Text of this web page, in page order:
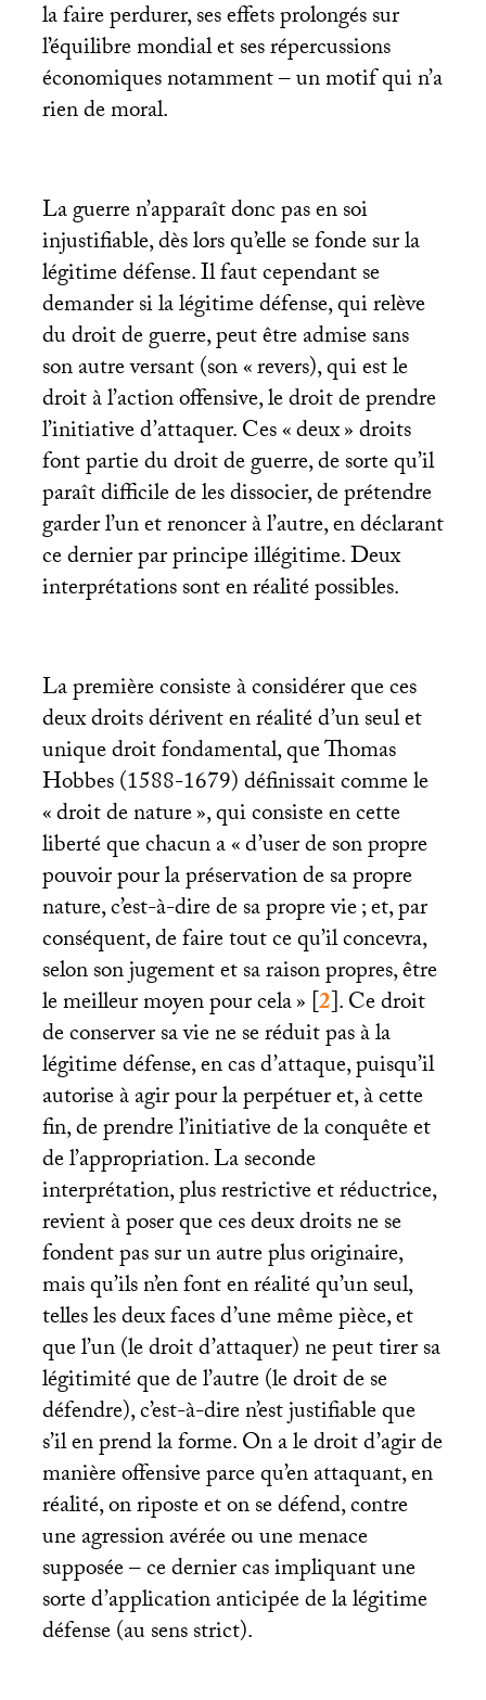
la faire perdurer, ses effets prolongés sur
l’équilibre mondial et ses répercussions
économiques notamment – un motif qui n’a
rien de moral.
La guerre n’apparaît donc pas en soi
injustifiable, dès lors qu’elle se fonde sur la
légitime défense. Il faut cependant se
demander si la légitime défense, qui relève
du droit de guerre, peut être admise sans
son autre versant (son «revers), qui est le
droit à l’action offensive, le droit de prendre
l’initiative d’attaquer. Ces «deux» droits
font partie du droit de guerre, de sorte qu’il
paraît difficile de les dissocier, de prétendre
garder l’un et renoncer à l’autre, en déclarant
ce dernier par principe illégitime. Deux
interprétations sont en réalité possibles.
La première consiste à considérer que ces
deux droits dérivent en réalité d’un seul et
unique droit fondamental, que Thomas
Hobbes (1588-1679) définissait comme le
«droit de nature», qui consiste en cette
liberté que chacun a «d’user de son propre
pouvoir pour la préservation de sa propre
nature, c’est-à-dire de sa propre vie; et, par
conséquent, de faire tout ce qu’il concevra,
selon son jugement et sa raison propres, être
le meilleur moyen pour cela»[2]. Ce droit
de conserver sa vie ne se réduit pas à la
légitime défense, en cas d’attaque, puisqu’il
autorise à agir pour la perpétuer et, à cette
fin, de prendre l’initiative de la conquête et
de l’appropriation. La seconde
interprétation, plus restrictive et réductrice,
revient à poser que ces deux droits ne se
fondent pas sur un autre plus originaire,
mais qu’ils n’en font en réalité qu’un seul,
telles les deux faces d’une même pièce, et
que l’un (le droit d’attaquer) ne peut tirer sa
légitimité que de l’autre (le droit de se
défendre), c’est-à-dire n’est justifiable que
s’il en prend la forme. On a le droit d’agir de
manière offensive parce qu’en attaquant, en
réalité, on riposte et on se défend, contre
une agression avérée ou une menace
supposée – ce dernier cas impliquant une
sorte d’application anticipée de la légitime
défense (au sens strict).